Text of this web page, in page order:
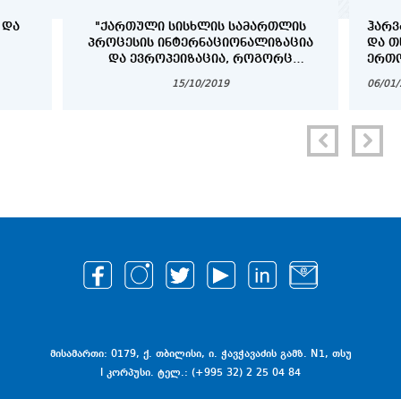
ᲓᲐ
"ᲥᲐᲠᲗᲣᲚᲘ ᲡᲘᲡᲮᲚᲘᲡ ᲡᲐᲛᲐᲠᲗᲚᲘᲡ
ᲞᲠᲝᲪᲔᲡᲘᲡ ᲘᲜᲢᲔᲠᲜᲐᲪᲘᲝᲜᲐᲚᲘᲖᲐᲪᲘᲐ
ᲓᲐ ᲔᲕᲠᲝᲞᲔᲘᲖᲐᲪᲘᲐ, ᲠᲝᲒᲝᲠᲪ
15/10/2019
ᲓᲐ
06/
მისამართი: 0179, ქ. თბილისი, ი. ჭავჭავაძის გამზ. N1, თსუ
I კორპუსი. ტელ.: (+995 32) 2 25 04 84